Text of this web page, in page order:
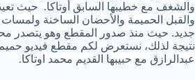
والشغف مع خطيبها السابق أوتاكا. حيث
والقبل الحميمة والأحضان الساخنة
جديد. حيث منذ صدور المقطع وهو يتصدر
نتيجة لذلك، نستعرض لكم مقطع فيديو حميم
عبدالرازق مع حبيبها القديم محمد اوتاكا.